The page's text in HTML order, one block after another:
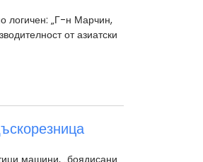
логичен: „Г-н Марчин,
от азиатски
машини, „боядисани